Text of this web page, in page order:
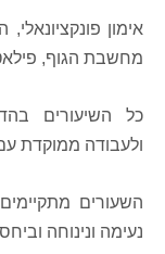
אימון
מחשבת הגוף,
כל השיעורים
ולעבודה ממוקדת
השעורים
נעימה ונינוחה